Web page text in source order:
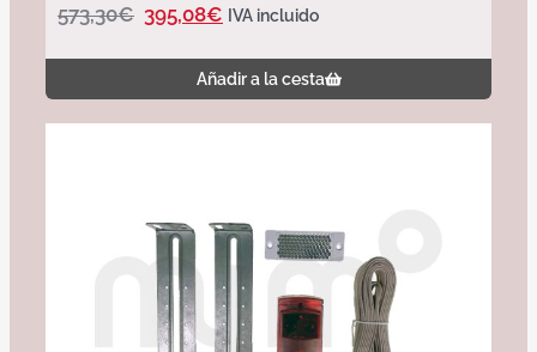
573,30€ 395,08€ IVA incluido
Añadir a la cesta